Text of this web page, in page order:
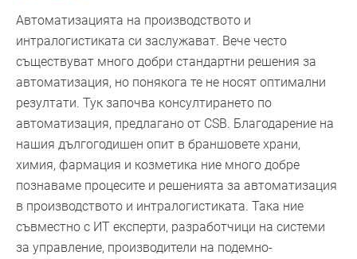
Автоматизацията на производството и
интралогистиката си заслужават. Вече често
съществуват много добри стандартни решения за
автоматизация, но понякога те не носят оптимални
резултати. Тук започва консултирането по
автоматизация, предлагано от CSB. Благодарение на
нашия дългогодишен опит в браншовете храни,
химия, фармация и козметика ние много добре
познаваме процесите и решенията за автоматизация
в производството и интралогистиката. Така ние
съвместно с ИТ експерти, разработчици на системи
за управление, производители на подемно-